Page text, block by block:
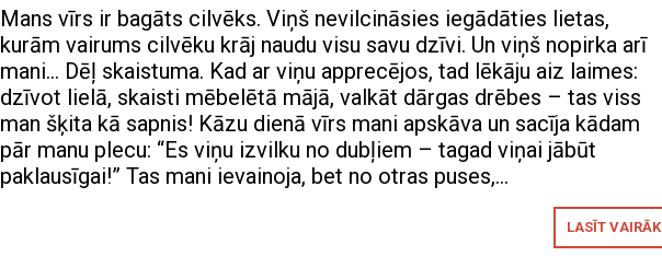
Mans vīrs ir bagāts cilvēks. Viņš nevilcināsies iegādāties lietas,
kurām vairums cilvēku krāj naudu visu savu dzīvi. Un viņš nopirka arī
mani… Dēļ skaistuma. Kad ar viņu apprecējos, tad lēkāju aiz laimes:
dzīvot lielā, skaisti mēbelētā mājā, valkāt dārgas drēbes – tas viss
man šķita kā sapnis! Kāzu dienā vīrs mani apskāva un sacīja kādam
pār manu plecu: “Es viņu izvilku no dubļiem – tagad viņai jābūt
paklausīgai!” Tas mani ievainoja, bet no otras puses,…
LASĪT VAIRĀK